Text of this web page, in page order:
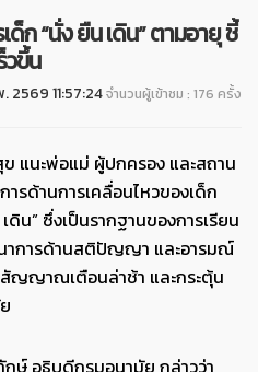
ก “นั่ง ยืน เดิน” ตามอายุ ชี้
วขึ้น
. 2569 11:57:24จำนวนผู้เข้าชม : 176 ครั้ง
แนะพ่อแม่ ผู้ปกครอง และสถาน
ด้านการเคลื่อนไหวของเด็ก
น” ซึ่งเป็นรากฐานของการเรียน
าการด้านสติปัญญา และอารมณ์
สัญญาณเตือนล่าช้า และกระตุ้น
อธิบดีกรมอนามัย กล่าวว่า